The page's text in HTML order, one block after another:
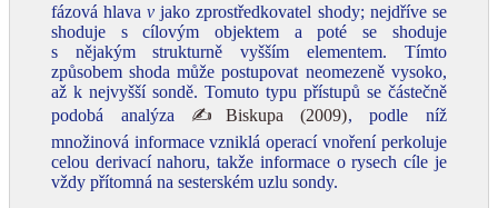
fázová hlavav jako zprostředkovatel shody; nejdříve se
shoduje s cílovým objektem a poté se shoduje
s nějakým strukturně vyšším elementem. Tímto
způsobem shoda může postupovat neomezeně vysoko,
až k nejvyšší sondě. Tomuto typu přístupů se částečně
podobá analýza ✍Biskupa (2009), podle níž
množinová informace vzniklá operací vnoření perkoluje
celou derivací nahoru, takže informace o rysech cíle je
vždy přítomná na sesterském uzlu sondy.